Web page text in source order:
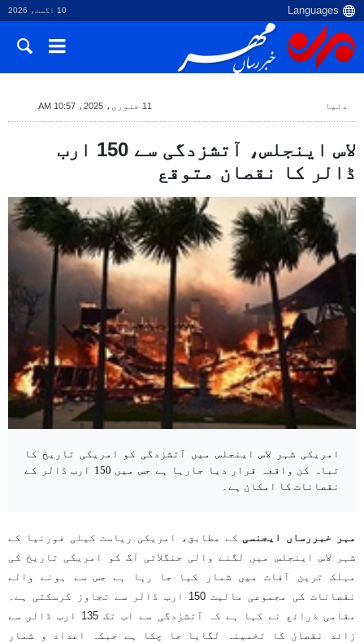
10 اگست، 2026
دنیا 11 جنوری، 2025، 10:57 AM
لاس اینجلس، آتشزدگی سے 150 ارب
ڈالر کا نقصان متوقع
امریکی شہر لاس اینجلس میں آتشزدگی کو امریکی تاریخ کا
تباہ کن واقعہ قرار دیا جارہا ہے جس میں 150 ارب ڈالر کے
نقصانات کا امکان ہے۔
مہر خبررساں ایجنسی کے مطابق، امریکی ریاست کیلی فورنیا کے
شہر لاس اینجلس میں لگنے والی جنگلاتی آگ کو امریکی تاریخ کی
مہلک ترین آفات میں شمار کیا جا رہا ہے جس سے ہونے والے
نقصانات کی مجموعی مالیت 150 ارب ڈالر سے تجاوز کرسکتی ہے۔
مقامی ذرائع نے کہا ہے کہ آتشزدگی سے اب تک 135 ارب ڈالر سے
زائد نقصان کا تخمینہ لگایا جا چکا ہے جبکہ اعداد و شمار